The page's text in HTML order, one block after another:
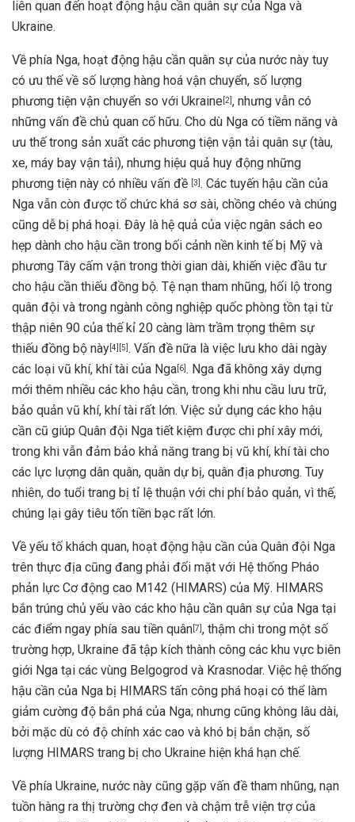
liên quan đến hoạt động hậu cần quân sự của Nga và
Ukraine.
Về phía Nga, hoạt động hậu cần quân sự của nước này tuy
có ưu thế về số lượng hàng hoá vận chuyển, số lượng
phương tiện vận chuyển so với Ukraine 2 , nhưng vẫn có
những vấn đề chủ quan cố hữu. Cho dù Nga có tiềm năng và
ưu thế trong sản xuất các phương tiện vận tải quân sự (tàu,
xe, máy bay vận tải), nhưng hiệu quả huy động những
phương tiện này có nhiều vấn đề
3 . Các tuyến hậu cần của
Nga vẫn còn được tổ chức khá sơ sài, chồng chéo và chúng
cũng dễ bị phá hoại. Đây là hệ quả của việc ngân sách eo
hẹp dành cho hậu cần trong bối cảnh nền kinh tế bị Mỹ và
phương Tây cấm vận trong thời gian dài, khiến việc đầu tư
cho hậu cần thiếu đồng bộ. Tệ nạn tham nhũng, hối lộ trong
quân đội và trong ngành công nghiệp quốc phòng tồn tại từ
thập niên 90 của thế kỉ 20 càng làm trầm trọng thêm sự
thiếu đồng bộ này 4 5 . Vấn đề nữa là việc lưu kho dài ngày
các loại vũ khí, khí tài của Nga 6 . Nga đã không xây dựng
mới thêm nhiều các kho hậu cần, trong khi nhu cầu lưu trữ,
bảo quản vũ khí, khí tài rất lớn. Việc sử dụng các kho hậu
cần cũ giúp Quân đội Nga tiết kiệm được chi phí xây mới,
trong khi vẫn đảm bảo khả năng trang bị vũ khí, khí tài cho
các lực lượng dân quân, quân dự bị, quân địa phương. Tuy
nhiên, do tuổi trang bị tỉ lệ thuận với chi phí bảo quản, vì thế,
chúng lại gây tiêu tốn tiền bạc rất lớn.
Về yếu tố khách quan, hoạt động hậu cần của Quân đội Nga
trên thực địa cũng đang phải đối mặt với Hệ thống Pháo
phản lực Cơ động cao M142 (HIMARS) của Mỹ. HIMARS
bắn trúng chủ yếu vào các kho hậu cần quân sự của Nga tại
các điểm ngay phía sau tiền quân 7 , thậm chi trong một số
trường hợp, Ukraine đã tập kích thành công các khu vực biên
giới Nga tại các vùng Belgogrod và Krasnodar. Việc hệ thống
hậu cần của Nga bị HIMARS tấn công phá hoại có thể làm
giảm cường độ bắn phá của Nga; nhưng cũng không lâu dài,
bởi mặc dù có độ chính xác cao và khó bị bắn chặn, số
lượng HIMARS trang bị cho Ukraine hiện khá hạn chế.
Về phía Ukraine, nước này cũng gặp vấn đề tham nhũng, nạn
tuồn hàng ra thị trường chợ đen và chậm trễ viện trợ của